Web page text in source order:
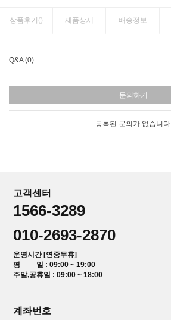
상품후기() 제품상세 배송정보
Q&A (0)
문의하기
등록된 문의가 없습니다.
고객센터
1566-3289
010-2693-2870
운영시간 [연중무휴]
평 일 : 09:00 ~ 19:00
주말,공휴일 : 09:00 ~ 18:00
계좌번호